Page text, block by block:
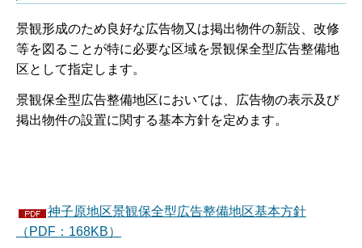
景観形成のため良好な広告物又は掲出物件の新設、改修
等を図ることが特に必要な区域を景観保全型広告整備地
区として指定します。
景観保全型広告整備地区においては、広告物の表示及び
掲出物件の設置に関する基本方針を定めます。
神子原地区景観保全型広告整備地区基本方針
（PDF：168KB）